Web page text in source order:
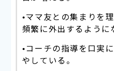
•ママ友との集まりを
頻繁に外出するように
•コーチの指導を口実
やしている。